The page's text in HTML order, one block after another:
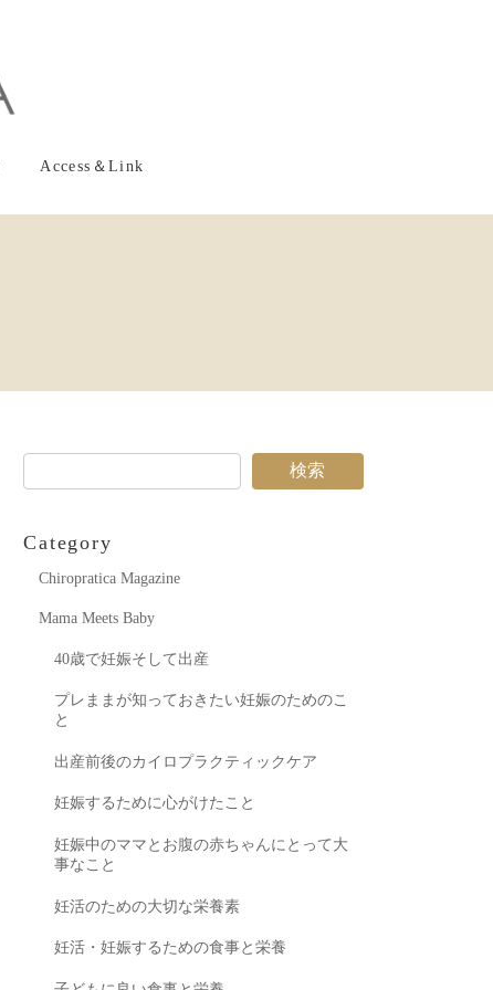
Access＆Link
検索
Category
Chiropratica Magazine
Mama Meets Baby
40歳で妊娠そして出産
プレままが知っておきたい妊娠のためのこ
と
出産前後のカイロプラクティックケア
妊娠するために心がけたこと
妊娠中のママとお腹の赤ちゃんにとって大
事なこと
妊活のための大切な栄養素
妊活・妊娠するための食事と栄養